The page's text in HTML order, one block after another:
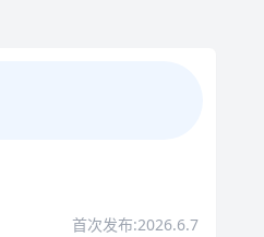
首次发布:2026.6.7